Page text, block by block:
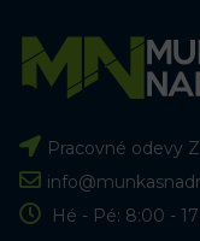
Pracovné odevy
Hé - Pé: 8:00 -